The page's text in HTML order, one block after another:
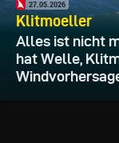
27.05.2026
Klitmoeller
Alles ist nicht
hat Welle,